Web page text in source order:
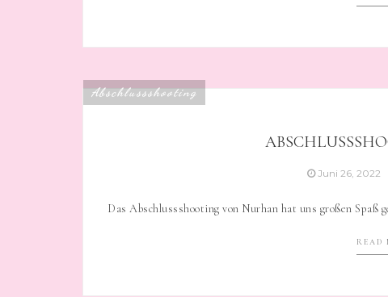
Abschlussshooting
Juni 26, 2022
Das Abschlussshooting von Nurhan hat uns großen Spaß
READ